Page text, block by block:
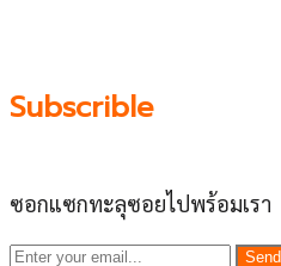
Subscrible
ซอกแซกทะลุซอยไปพร้อมเรา
Send